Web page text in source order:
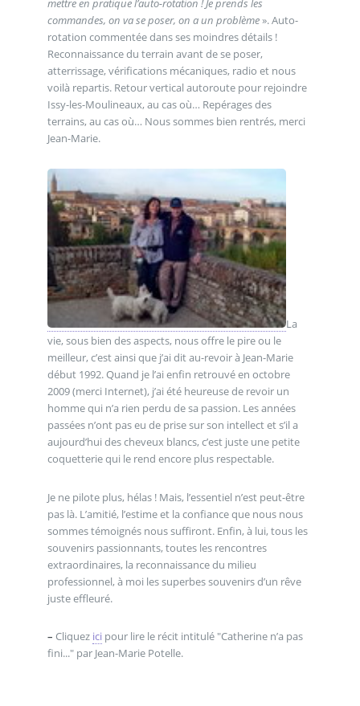
mettre en pratique l’auto-rotation ! Je prends les
commandes, on va se poser, on a un problème». Auto-
rotation commentée dans ses moindres détails !
Reconnaissance du terrain avant de se poser,
atterrissage, vérifications mécaniques, radio et nous
voilà repartis. Retour vertical autoroute pour rejoindre
Issy-les-Moulineaux, au cas où… Repérages des
terrains, au cas où… Nous sommes bien rentrés, merci
Jean-Marie.
La
vie, sous bien des aspects, nous offre le pire ou le
meilleur, c’est ainsi que j’ai dit au-revoir à Jean-Marie
début 1992. Quand je l’ai enfin retrouvé en octobre
2009 (merci Internet), j’ai été heureuse de revoir un
homme qui n’a rien perdu de sa passion. Les années
passées n’ont pas eu de prise sur son intellect et s’il a
aujourd’hui des cheveux blancs, c’est juste une petite
coquetterie qui le rend encore plus respectable.
Je ne pilote plus, hélas ! Mais, l’essentiel n’est peut-être
pas là. L’amitié, l’estime et la confiance que nous nous
sommes témoignés nous suffiront. Enfin, à lui, tous les
souvenirs passionnants, toutes les rencontres
extraordinaires, la reconnaissance du milieu
professionnel, à moi les superbes souvenirs d’un rêve
juste effleuré.
– Cliquez ici pour lire le récit intitulé "Catherine n’a pas
fini..." par Jean-Marie Potelle.